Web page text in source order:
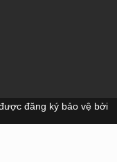
đăng ký bảo vệ bởi